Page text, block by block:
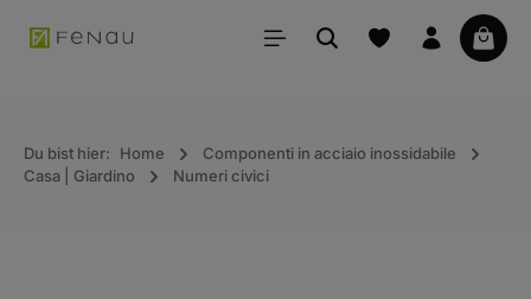
principale Il
Du bist hier: Home
Componenti in acciaio inossidabile
Casa | Giardino
Numeri civici